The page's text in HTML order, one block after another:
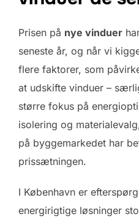
Prisen på nye vinduer
seneste år, og når vi
flere faktorer, som
at udskifte vinduer –
større fokus på
isolering og
på byggemarkedet har
prissætningen.
I København er
energirigtige løsninger